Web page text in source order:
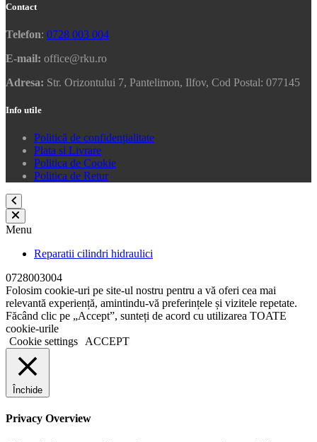
Contact
Telefon: 0728 003 004
E-mail: office@rku.ro
Adresa: Str. Orizontului 7, Pantelimon, Ilfov, Cod Postal: 077145
Info utile
Politică de confidențialitate
Plata si Livrare
Politica de Cookie
Politica de Retur
Menu
Reparatii cilindri hidraulici
0728003004
Folosim cookie-uri pe site-ul nostru pentru a vă oferi cea mai
relevantă experiență, amintindu-vă preferințele și vizitele repetate.
Făcând clic pe „Accept”, sunteți de acord cu utilizarea TOATE
cookie-urile
Cookie settings
ACCEPT
Închide
Privacy Overview